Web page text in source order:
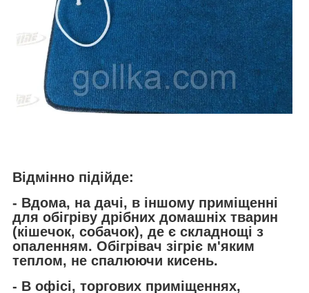
Відмінно підійде:
- Вдома, на дачі, в іншому приміщенні
для обігріву дрібних домашніх тварин
(кішечок, собачок), де є складнощі з
опаленням. Обігрівач зігріє м'яким
теплом, не спалюючи кисень.
- В офісі, торгових приміщеннях,